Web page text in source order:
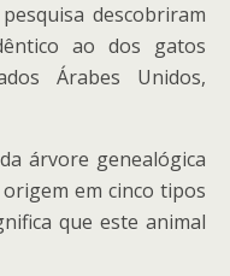
descobriram
ao dos gatos
Árabes Unidos,
árvore genealógica
em cinco tipos
que este animal